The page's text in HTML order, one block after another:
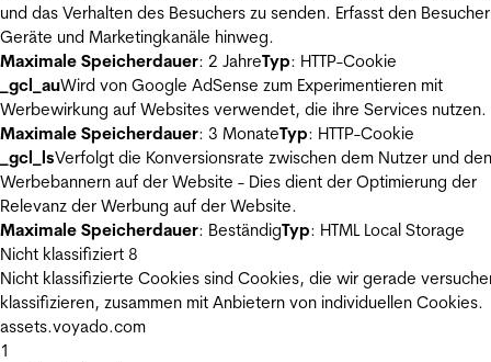
und das Verhalten des Besuchers zu senden. Erfasst den
Geräte und Marketingkanäle hinweg.
Maximale Speicherdauer: 2 JahreTyp: HTTP-Cookie
_gcl_auWird von Google AdSense zum Experimentieren mit
Werbewirkung auf Websites verwendet, die ihre Services nutzen.
Maximale Speicherdauer: 3 MonateTyp: HTTP-Cookie
_gcl_lsVerfolgt die Konversionsrate zwischen dem Nutzer und den
Werbebannern auf der Website - Dies dient der Optimierung der
Relevanz der Werbung auf der Website.
Maximale Speicherdauer: BeständigTyp: HTML Local Storage
Nicht klassifiziert 8
Nicht klassifizierte Cookies sind Cookies, die wir gerade
klassifizieren, zusammen mit Anbietern von individuellen Cookies.
assets.voyado.com
1